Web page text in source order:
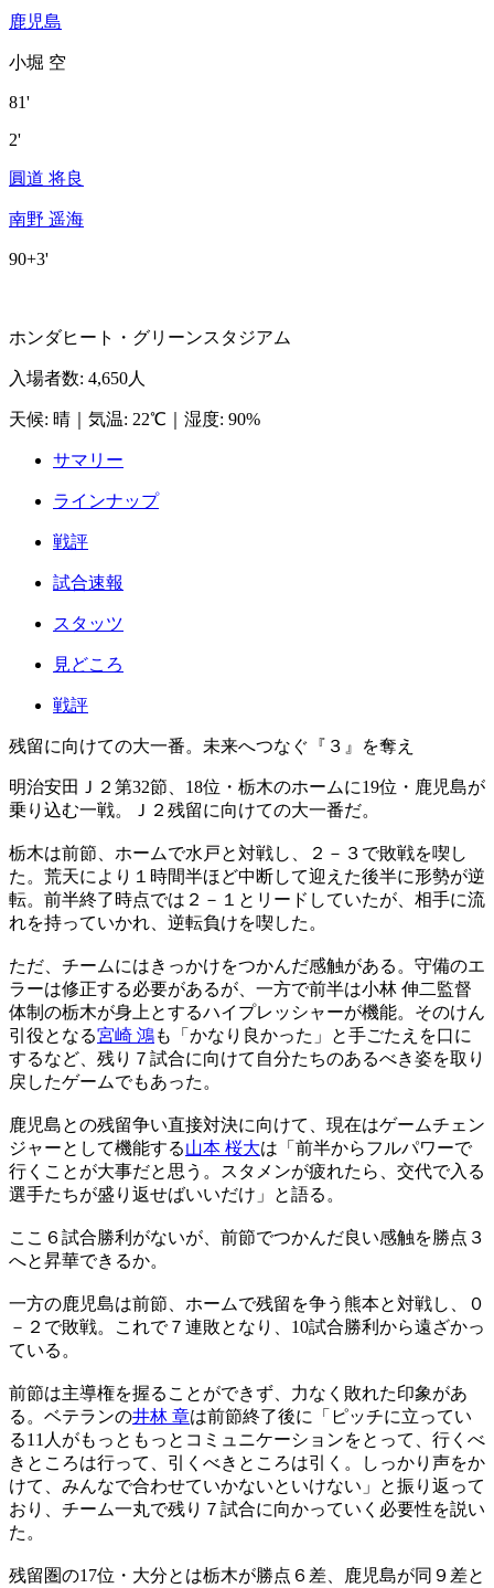
鹿児島
小堀 空
81'
2'
圓道 将良
南野 遥海
90+3'
ホンダヒート・グリーンスタジアム
入場者数: 4,650人
天候: 晴 気温: 22℃ 湿度: 90%
サマリー
ラインナップ
戦評
試合速報
スタッツ
見どころ
戦評
残留に向けての大一番。未来へつなぐ『３』を奪え
明治安田Ｊ２第32節、18位・栃木のホームに19位・鹿児島が
乗り込む一戦。Ｊ２残留に向けての大一番だ。
栃木は前節、ホームで水戸と対戦し、２－３で敗戦を喫し
た。荒天により１時間半ほど中断して迎えた後半に形勢が逆
転。前半終了時点では２－１とリードしていたが、相手に流
れを持っていかれ、逆転負けを喫した。
ただ、チームにはきっかけをつかんだ感触がある。守備のエ
ラーは修正する必要があるが、一方で前半は小林 伸二監督
体制の栃木が身上とするハイプレッシャーが機能。そのけん
引役となる宮崎 鴻も「かなり良かった」と手ごたえを口に
するなど、残り７試合に向けて自分たちのあるべき姿を取り
戻したゲームでもあった。
鹿児島との残留争い直接対決に向けて、現在はゲームチェン
ジャーとして機能する山本 桜大は「前半からフルパワーで
行くことが大事だと思う。スタメンが疲れたら、交代で入る
選手たちが盛り返せばいいだけ」と語る。
ここ６試合勝利がないが、前節でつかんだ良い感触を勝点３
へと昇華できるか。
一方の鹿児島は前節、ホームで残留を争う熊本と対戦し、０
－２で敗戦。これで７連敗となり、10試合勝利から遠ざかっ
ている。
前節は主導権を握ることができず、力なく敗れた印象があ
る。ベテランの井林 章は前節終了後に「ピッチに立ってい
る11人がもっともっとコミュニケーションをとって、行くべ
きところは行って、引くべきところは引く。しっかり声をか
けて、みんなで合わせていかないといけない」と振り返って
おり、チーム一丸で残り７試合に向かっていく必要性を説い
た。
残留圏の17位・大分とは栃木が勝点６差、鹿児島が同９差と